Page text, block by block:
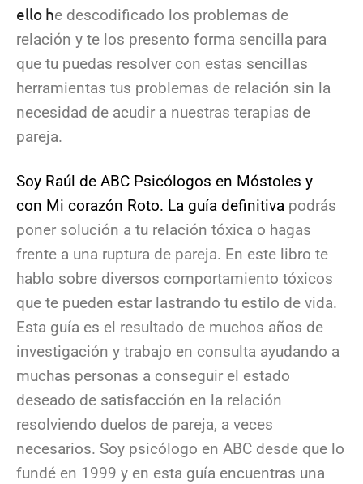
ello he descodificado los problemas de
relación y te los presento forma sencilla para
que tu puedas resolver con estas sencillas
herramientas tus problemas de relación sin la
necesidad de acudir a nuestras terapias de
pareja.
Soy Raúl de ABC Psicólogos en Móstoles y
con Mi corazón Roto. La guía definitiva podrás
poner solución a tu relación tóxica o hagas
frente a una ruptura de pareja. En este libro te
hablo sobre diversos comportamiento tóxicos
que te pueden estar lastrando tu estilo de vida.
Esta guía es el resultado de muchos años de
investigación y trabajo en consulta ayudando a
muchas personas a conseguir el estado
deseado de satisfacción en la relación
resolviendo duelos de pareja, a veces
necesarios. Soy psicólogo en ABC desde que lo
fundé en 1999 y en esta guía encuentras una